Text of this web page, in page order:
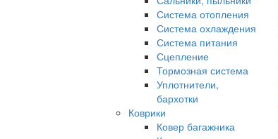
Система отопления
Система охлаждения
Система питания
Сцепление
Тормозная система
Уплотнители,
бархотки
Коврики
Ковер багажника